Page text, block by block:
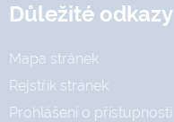
Důležité odkazy
Mapa stránek
Rejstřík stránek
Prohlášení o přístupnosti